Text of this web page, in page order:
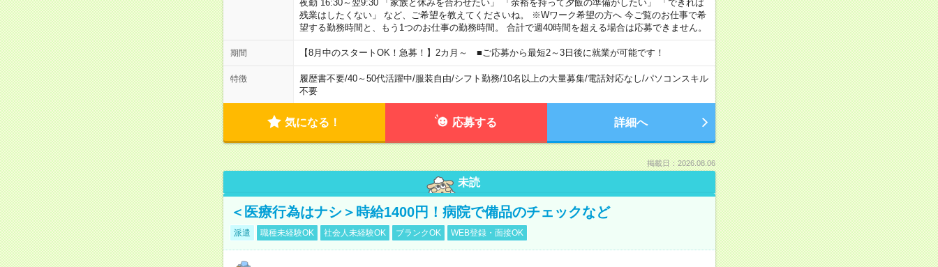
夜勤 16:30～翌9:30 「家族と休みを合わせたい」 「余裕を持って夕飯の準備がしたい」 「できれば
残業はしたくない」 など、ご希望を教えてくださいね。 ※Wワーク希望の方へ 今ご覧のお仕事で希
望する勤務時間と、もう1つのお仕事の勤務時間。 合計で週40時間を超える場合は応募できません。
期間 【8月中のスタートOK！急募！】2カ月～ ■ご応募から最短2～3日後に就業が可能です！
特徴 履歴書不要/40～50代活躍中/服装自由/シフト勤務/10名以上の大量募集/電話対応なし/パソコンスキル
不要
気になる！ 応募する 詳細へ
掲載日：2026.08.06
未読
＜医療行為はナシ＞時給1400円！病院で備品のチェックなど
派遣 職種未経験OK 社会人未経験OK ブランクOK WEB登録・面接OK